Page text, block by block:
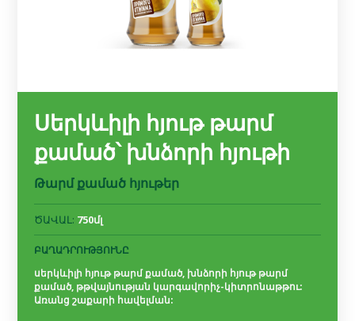
Սերկևիլի հյութ թարմ
քամած՝ խնձորի հյութի
Թարմ քամած հյութեր
ԾԱՎԱԼ: 750մլ
ԲԱՂԱԴՐՈՒԹՅՈՒՆԸ
սերկևիլի հյութ թարմ քամած, խնձորի հյութ թարմ
քամած, թթվայնության կարգավորիչ-կիտրոնաթթու:
Առանց շաքարի հավելման: